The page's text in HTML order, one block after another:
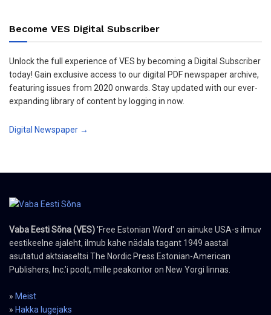
Become VES Digital Subscriber
Unlock the full experience of VES by becoming a Digital Subscriber
today! Gain exclusive access to our digital PDF newspaper archive,
featuring issues from 2020 onwards. Stay updated with our ever-
expanding library of content by logging in now.
Digital Newspaper →
Vaba Eesti Sõna (VES)'Free Estonian Word' on ainuke USA-s ilmuv
eestikeelne ajaleht, ilmub kahe nädala tagant 1949 aastal
asutatud aktsiaseltsi The Nordic Press Estonian-American
Publishers, Inc.’i poolt, mille peakontor on New Yorgi linnas.
» Meist
» Hakka lugejaks